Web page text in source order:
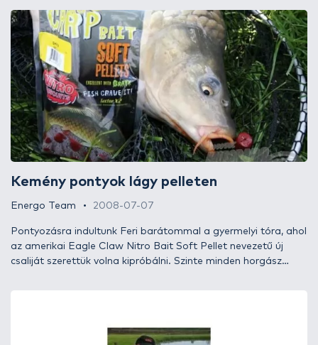
az idők, ma már örülök annak, ha a munka mellett van
lehetőségem egy kis horgászatra, ezért mindent készen
szerzek be - édesanyám nagy örömére, akinek nem kell
szagolnia tejes erjesztésű kukoricámat. A legutóbbi horgászat
teljesen spontán és hirtelen jött. András barátom kért meg,
hogy teszteljünk le egy új termékcsaládot, mert horgászboltos
lévén szeret olyan portékát ajánlani a vevőinek, ami már nála
is bizonyított. Persze kaptam az alkalmon és örömmel
cseréltem fel az iroda steril, jellegtelen atmoszféráját az
ígéretes, friss tóparti levegőre.
Kemény pontyok lágy pelleten
Energo Team 2008-07-07
Pontyozásra indultunk Feri barátommal a gyermelyi tóra, ahol
az amerikai Eagle Claw Nitro Bait Soft Pellet nevezetű új
csaliját szerettük volna kipróbálni. Szinte minden horgász
békés halak gyorsan reagálnak a különböző illatú és ízű